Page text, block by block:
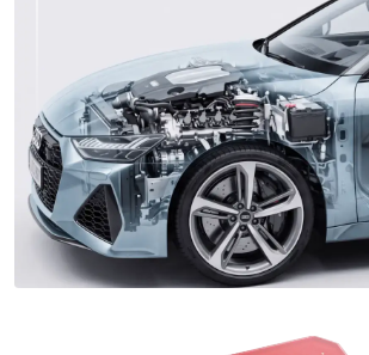
Подробнее о нас
38 механиков
Опытная команда,
не боится
12приемщиков
Быстро
и берем
3автосервиса
В разных районах
всегда
5394авто за 2025 г
От
до замены
Открытая ремонтная